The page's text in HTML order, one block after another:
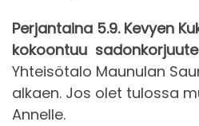
Perjantaina 5.9. Kevyen
kokoontuu
Yhteisötalo Maunulan
alkaen. Jos olet tulossa
Annelle.